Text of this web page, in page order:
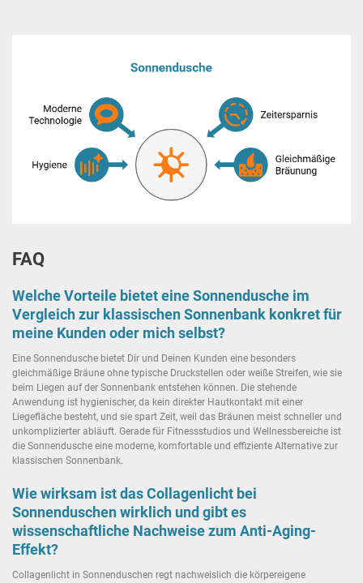
FAQ
Welche Vorteile bietet eine Sonnendusche im
Vergleich zur klassischen Sonnenbank konkret für
meine Kunden oder mich selbst?
Eine Sonnendusche bietet Dir und Deinen Kunden eine besonders
gleichmäßige Bräune ohne typische Druckstellen oder weiße Streifen, wie sie
beim Liegen auf der Sonnenbank entstehen können. Die stehende
Anwendung ist hygienischer, da kein direkter Hautkontakt mit einer
Liegefläche besteht, und sie spart Zeit, weil das Bräunen meist schneller und
unkomplizierter abläuft. Gerade für Fitnessstudios und Wellnessbereiche ist
die Sonnendusche eine moderne, komfortable und effiziente Alternative zur
klassischen Sonnenbank.
Wie wirksam ist das Collagenlicht bei
Sonnenduschen wirklich und gibt es
wissenschaftliche Nachweise zum Anti-Aging-
Effekt?
Collagenlicht in Sonnenduschen regt nachweislich die körpereigene